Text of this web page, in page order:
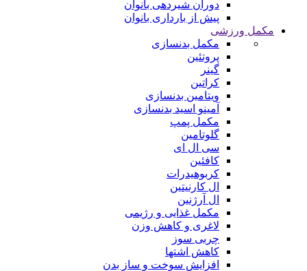
دوران شیردهی بانوان
پیش از بارداری بانوان
مکمل ورزشی
مکمل بدنسازی
پروتئین
گینر
کراتین
ویتامین بدنسازی
آمینو اسید بدنسازی
مکمل پمپ
گلوتامین
سی ال ای
کافئین
کربوهیدرات
ال کارنیتین
ال آرژنین
مکمل غذایی و رژیمی
لاغری و کاهش وزن
چربی سوز
کاهش اشتها
افزایش سوخت و ساز بدن